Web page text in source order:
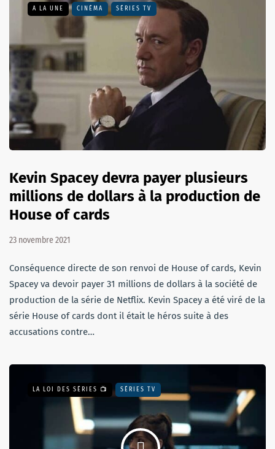
A LA UNE CINÉMA SÉRIES TV
Kevin Spacey devra payer plusieurs
millions de dollars à la production de
House of cards
23 novembre 2021
Conséquence directe de son renvoi de House of cards, Kevin
Spacey va devoir payer 31 millions de dollars à la société de
production de la série de Netflix. Kevin Spacey a été viré de la
série House of cards dont il était le héros suite à des
accusations contre…
LA LOI DES SÉRIES 📺 SÉRIES TV